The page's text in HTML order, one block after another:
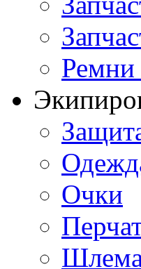
Ремни
Очки